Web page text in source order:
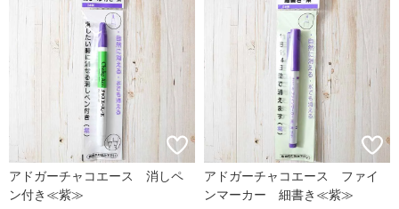
アドガーチャコエース 消しペ
ン付き≪紫≫
アドガーチャコエース ファイ
ンマーカー 細書き≪紫≫